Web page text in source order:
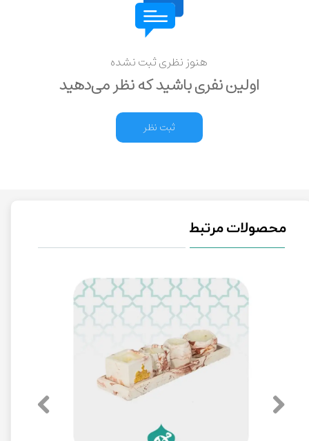
هنوز نظری ثبت نشده
اولین نفری باشید که نظر می‌دهید
ثبت نظر
محصولات مرتبط